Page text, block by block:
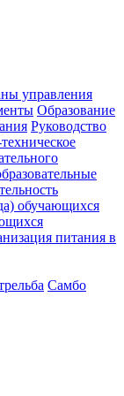
управления
Образование
Руководство
обучающихся
питания в
Самбо